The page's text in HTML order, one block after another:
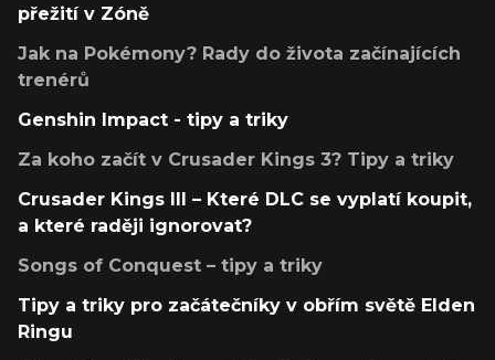
přežití v Zóně
Jak na Pokémony? Rady do života začínajících
trenérů
Genshin Impact - tipy a triky
Za koho začít v Crusader Kings 3? Tipy a triky
Crusader Kings III – Které DLC se vyplatí koupit,
a které raději ignorovat?
Songs of Conquest – tipy a triky
Tipy a triky pro začátečníky v obřím světě Elden
Ringu